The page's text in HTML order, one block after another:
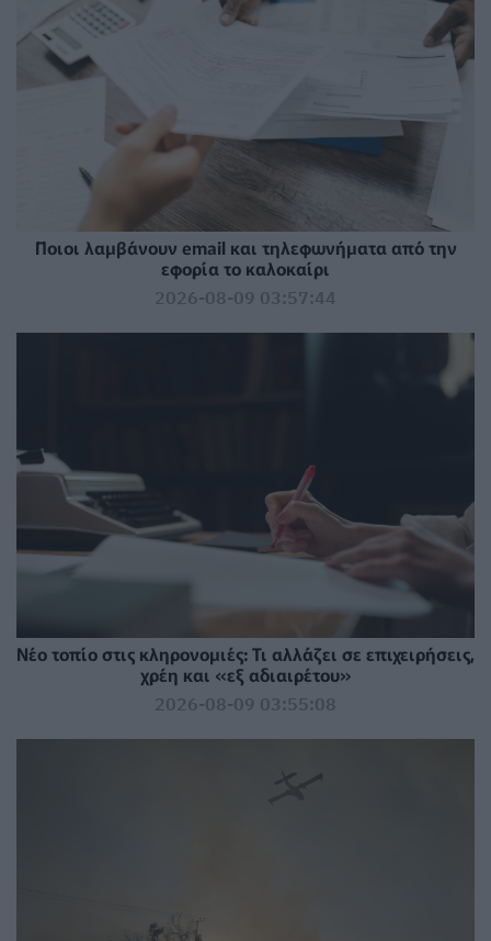
Ποιοι λαμβάνουν email και τηλεφωνήματα από την
εφορία το καλοκαίρι
2026-08-09 03:57:44
Νέο τοπίο στις κληρονομιές: Τι αλλάζει σε επιχειρήσεις,
χρέη και «εξ αδιαιρέτου»
2026-08-09 03:55:08